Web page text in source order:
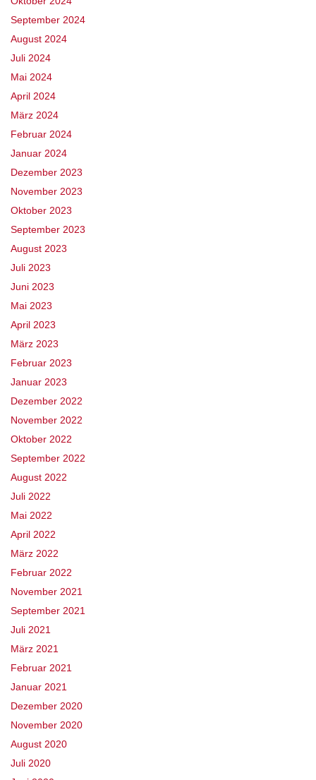
September 2024
August 2024
Juli 2024
Mai 2024
April 2024
März 2024
Februar 2024
Januar 2024
Dezember 2023
November 2023
Oktober 2023
September 2023
August 2023
Juli 2023
Juni 2023
Mai 2023
April 2023
März 2023
Februar 2023
Januar 2023
Dezember 2022
November 2022
Oktober 2022
September 2022
August 2022
Juli 2022
Mai 2022
April 2022
März 2022
Februar 2022
November 2021
September 2021
Juli 2021
März 2021
Februar 2021
Januar 2021
Dezember 2020
November 2020
August 2020
Juli 2020